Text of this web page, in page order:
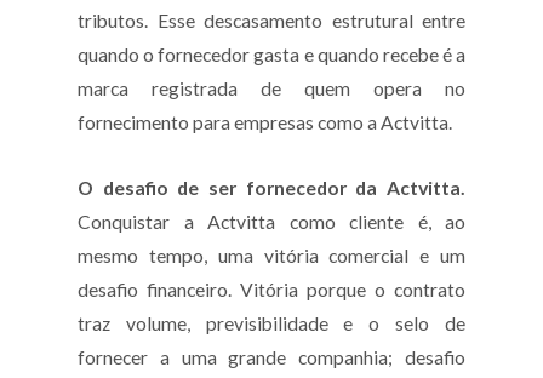
tributos. Esse descasamento estrutural entre
quando o fornecedor gasta e quando recebe é a
marca registrada de quem opera no
fornecimento para empresas como a Actvitta.
O desafio de ser fornecedor da Actvitta.
Conquistar a Actvitta como cliente é, ao
mesmo tempo, uma vitória comercial e um
desafio financeiro. Vitória porque o contrato
traz volume, previsibilidade e o selo de
fornecer a uma grande companhia; desafio